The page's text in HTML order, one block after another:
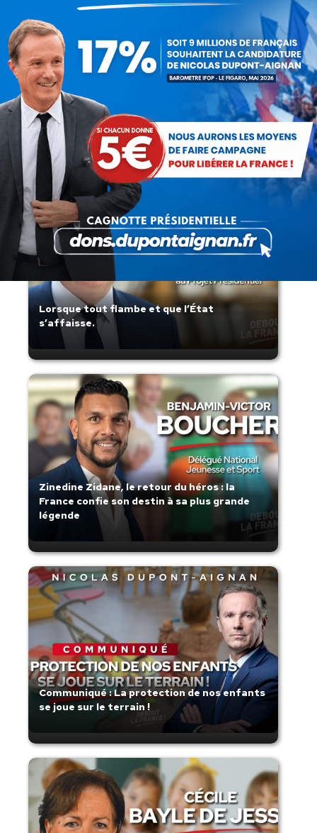
Présomption de légitimité de l’usage des
armes par les forces de l’ordre
Lorsque tout flambe et que l’État
s’affaisse.
Zinedine Zidane, le retour du héros : la
France confie son destin à sa plus grande
légende
Communiqué : La protection de nos enfants
se joue sur le terrain !